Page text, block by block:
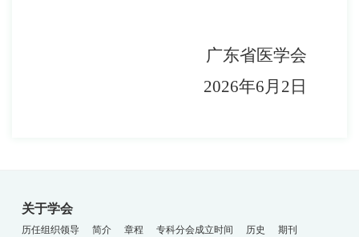
广东省医学会
2026年6月 2 日
关于学会
历任组织领导 简介 章程 专科分会成立时间 历史 期刊